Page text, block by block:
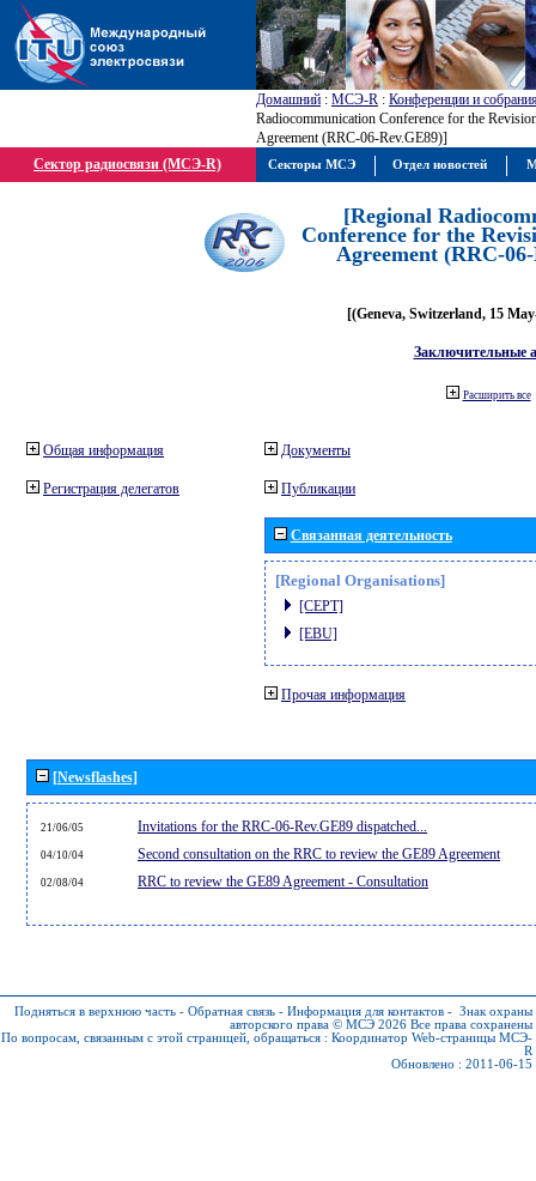
Домашний : МСЭ-R : Конференции и
Radiocommunication Conference for the
Agreement (RRC-06-Rev.GE89)]
Сектор радиосвязи (МСЭ-R)
[Regional
Conference for the
Agreement (RRC-
[(Geneva, Switzerland, 15
Заключительные
Расширить все
Общая информация
Регистрация делегатов
Документы
Публикации
Связанная деятельность
[Regional Organisations]
[CEPT]
[EBU]
Прочая информация
[Newsflashes]
21/06/05 Invitations for the RRC-06-Rev.GE89 dispatched...
04/10/04 Second consultation on the RRC to review the GE89 Agreement
02/08/04 RRC to review the GE89 Agreement - Consultation
Подняться в верхнюю часть - Обратная связь - Информация для контактов - Знак охраны
авторского права © МСЭ 2026 Все права сохранены
По вопросам, связанным с этой страницей, обращаться : Координатор Web-страницы МСЭ-
R
Обновлено : 2011-06-15
Секторы МСЭ Отдел новостей